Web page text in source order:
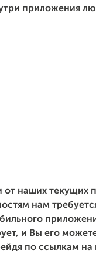
приложения
наших текущих
нам
и Вы его
по ссылкам